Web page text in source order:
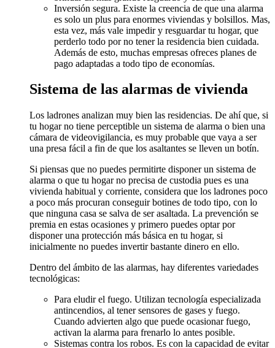
Inversión segura. Existe la creencia de que una alarma
es solo un plus para enormes viviendas y bolsillos. Mas,
esta vez, más vale impedir y resguardar tu hogar, que
perderlo todo por no tener la residencia bien cuidada.
Además de esto, muchas empresas ofreces planes de
pago adaptadas a todo tipo de economías.
Sistema de las alarmas de vivienda
Los ladrones analizan muy bien las residencias. De ahí que, si
tu hogar no tiene perceptible un sistema de alarma o bien una
cámara de videovigilancia, es muy probable que vaya a ser
una presa fácil a fin de que los asaltantes se lleven un botín.
Si piensas que no puedes permitirte disponer un sistema de
alarma o que tu hogar no precisa de custodia pues es una
vivienda habitual y corriente, considera que los ladrones poco
a poco más procuran conseguir botines de todo tipo, con lo
que ninguna casa se salva de ser asaltada. La prevención se
premia en estas ocasiones y primero puedes optar por
disponer una protección más básica en tu hogar, si
inicialmente no puedes invertir bastante dinero en ello.
Dentro del ámbito de las alarmas, hay diferentes variedades
tecnológicas:
Para eludir el fuego. Utilizan tecnología especializada
antincendios, al tener sensores de gases y fuego.
Cuando advierten algo que puede ocasionar fuego,
activan la alarma para frenarlo lo antes posible.
Sistemas contra los robos. Es con la capacidad de evitar